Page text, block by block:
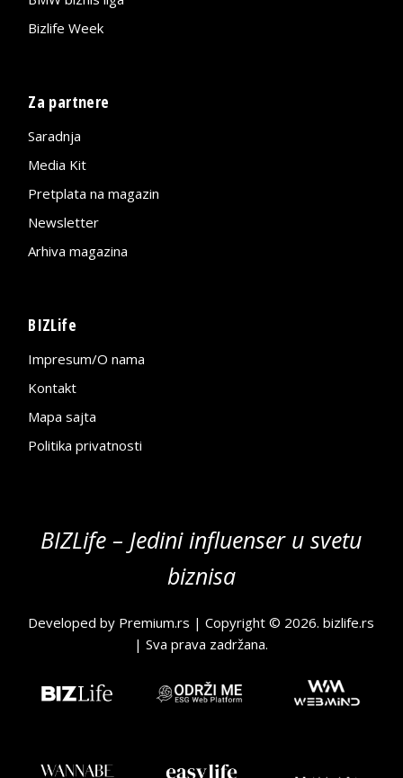
Bizlife Week
Za partnere
Saradnja
Media Kit
Pretplata na magazin
Newsletter
Arhiva magazina
BIZLife
Impresum/O nama
Kontakt
Mapa sajta
Politika privatnosti
BIZLife – Jedini influenser u svetu
biznisa
Developed by Premium.rs | Copyright © 2026.bizlife.rs
| Sva prava zadržana.